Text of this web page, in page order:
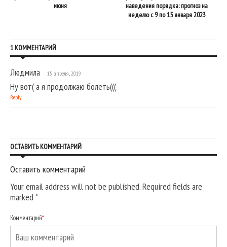
июня
наведения порядка: прогноз на
неделю с 9 по 15 января 2023
1 КОММЕНТАРИЙ
Людмила 15 апреля, 2019
Ну вот( а я продолжаю болеть(((
Reply
ОСТАВИТЬ КОММЕНТАРИЙ
Оставить комментарий
Your email address will not be published. Required fields are
marked*
Комментарий*